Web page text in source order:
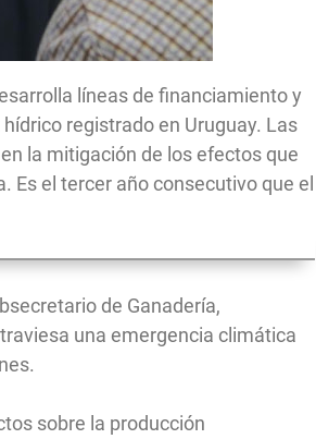
líneas de financiamiento y
registrado en Uruguay. Las
la mitigación de los efectos que
Es el tercer año consecutivo que el
de Ganadería,
una emergencia climática
sobre la producción